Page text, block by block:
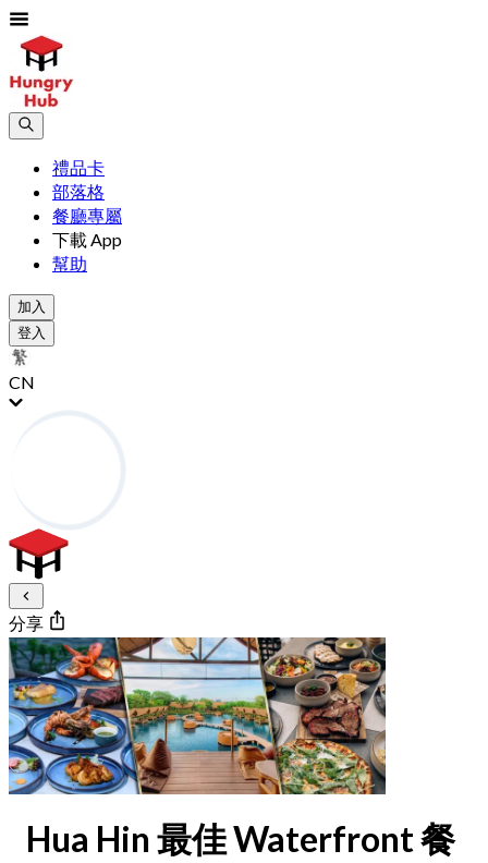
禮品卡
部落格
餐廳專屬
下載 App
幫助
加入
登入
CN
分享
Hua Hin 最佳 Waterfront 餐